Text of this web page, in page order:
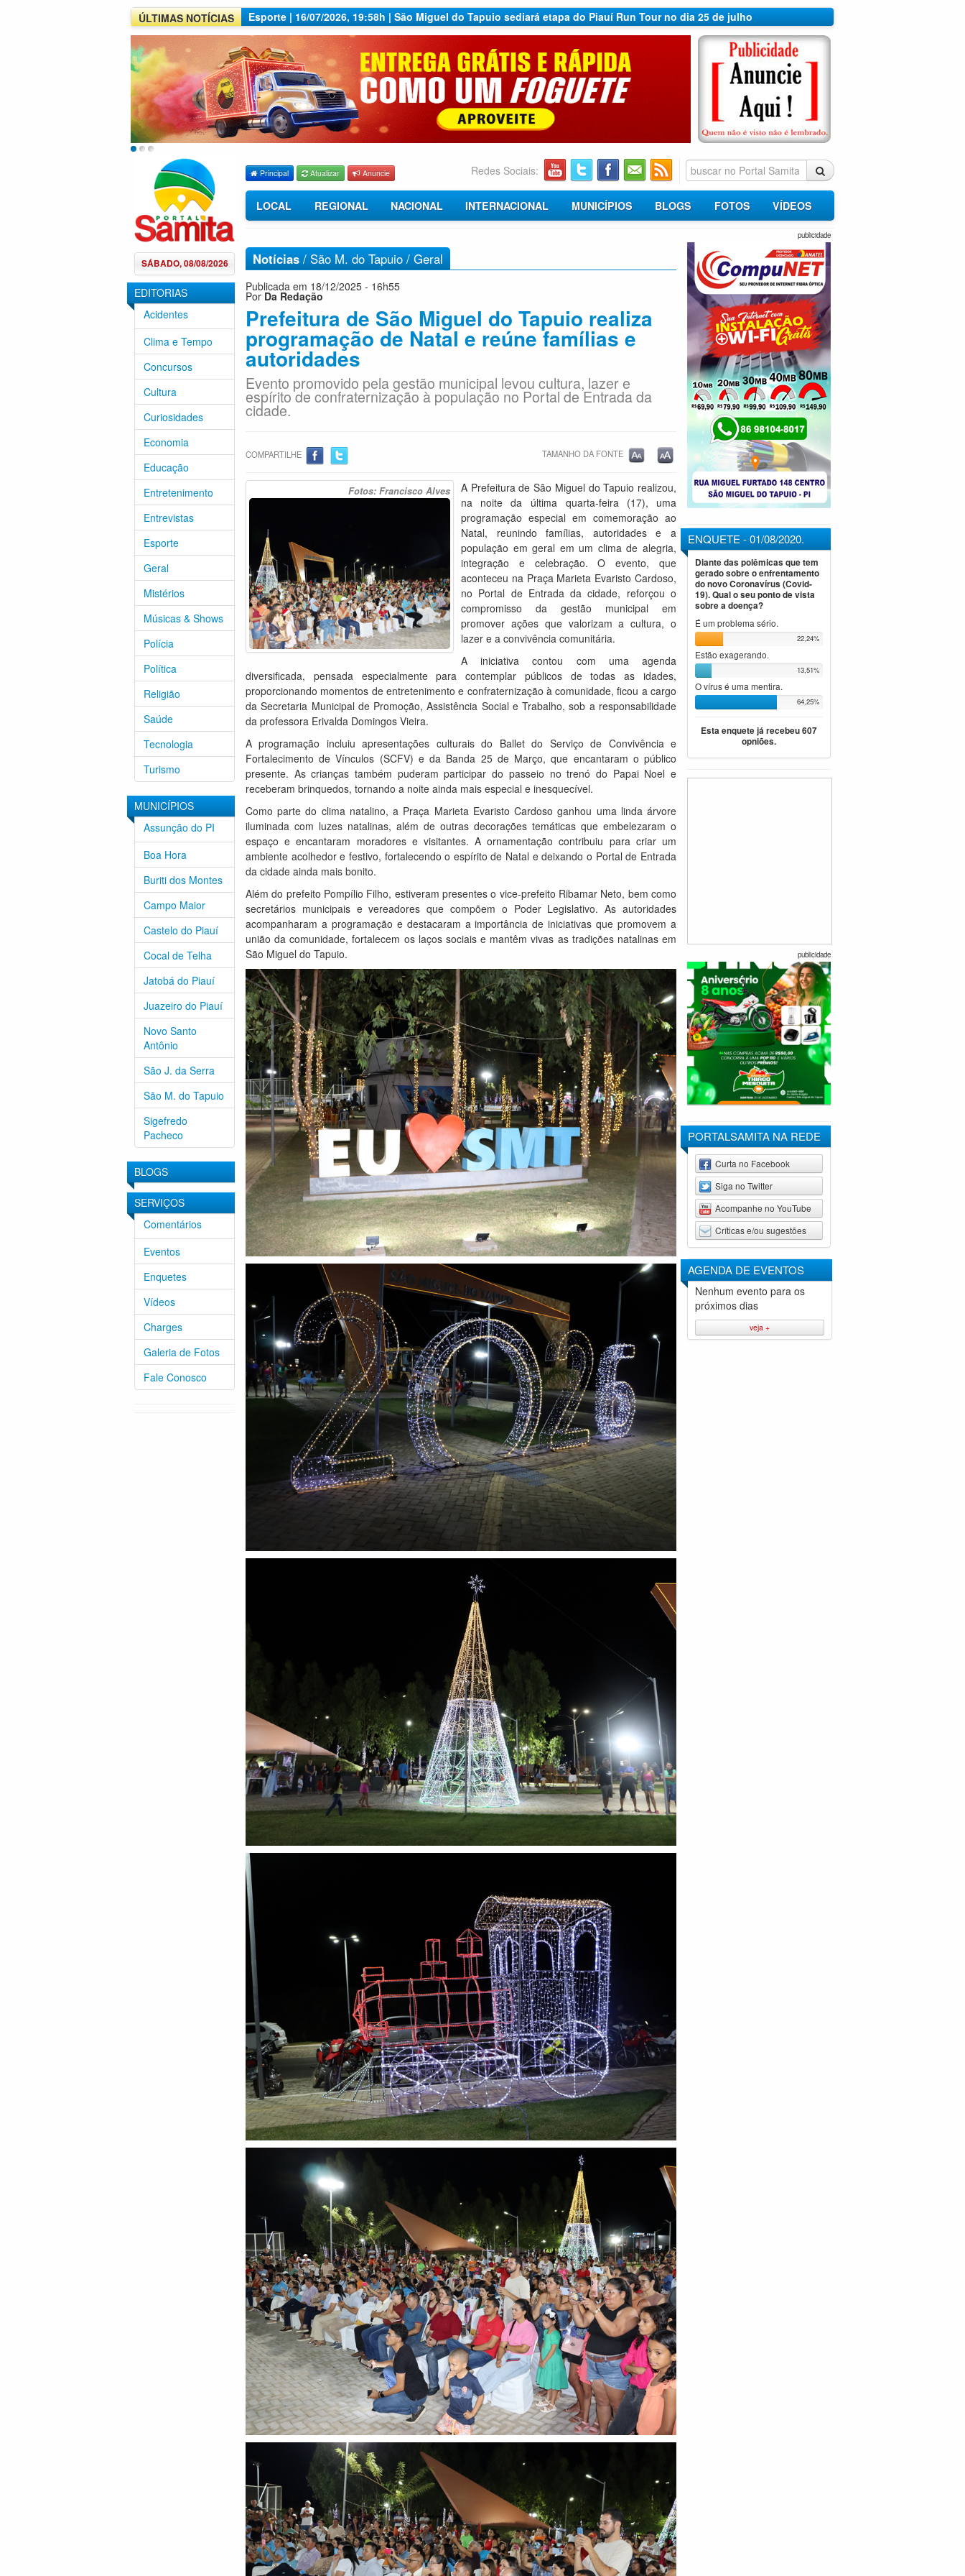
ÚLTIMAS NOTÍCIAS
Esporte | 16/07/2026, 19:58h | São Miguel do Tapuio sediará etapa do Piauí Run Tour no dia 25 de julho
Principal Atualizar Anuncie Redes Sociais:
SÁBADO, 08/08/2026
EDITORIAS
Acidentes
Clima e Tempo
Concursos
Cultura
Curiosidades
Economia
Educação
Entretenimento
Entrevistas
Esporte
Geral
Mistérios
Músicas & Shows
Polícia
Política
Religião
Saúde
Tecnologia
Turismo
MUNICÍPIOS
Assunção do PI
Boa Hora
Buriti dos Montes
Campo Maior
Castelo do Piauí
Cocal de Telha
Jatobá do Piauí
Juazeiro do Piauí
Novo Santo
Antônio
São J. da Serra
São M. do Tapuio
Sigefredo
Pacheco
BLOGS
SERVIÇOS
Comentários
Eventos
Enquetes
Vídeos
Charges
Galeria de Fotos
Fale Conosco
LOCAL REGIONAL NACIONAL INTERNACIONAL MUNICÍPIOS BLOGS FOTOS VÍDEOS
Notícias / São M. do Tapuio / Geral
Publicada em 18/12/2025 - 16h55
Por Da Redação
Prefeitura de São Miguel do Tapuio realiza
programação de Natal e reúne famílias e
autoridades
Evento promovido pela gestão municipal levou cultura, lazer e
espírito de confraternização à população no Portal de Entrada da
cidade.
COMPARTILHE TAMANHO DA FONTE
Fotos: Francisco Alves
A Prefeitura de São Miguel do Tapuio realizou,
na noite da última quarta-feira (17), uma
programação especial em comemoração ao
Natal, reunindo famílias, autoridades e a
população em geral em um clima de alegria,
integração e celebração. O evento, que
aconteceu na Praça Marieta Evaristo Cardoso,
no Portal de Entrada da cidade, reforçou o
compromisso da gestão municipal em
promover ações que valorizam a cultura, o
lazer e a convivência comunitária.
A iniciativa contou com uma agenda
diversificada, pensada especialmente para contemplar públicos de todas as idades,
proporcionando momentos de entretenimento e confraternização à comunidade, ficou a cargo
da Secretaria Municipal de Promoção, Assistência Social e Trabalho, sob a responsabilidade
da professora Erivalda Domingos Vieira.
A programação incluiu apresentações culturais do Ballet do Serviço de Convivência e
Fortalecimento de Vínculos (SCFV) e da Banda 25 de Março, que encantaram o público
presente. As crianças também puderam participar do passeio no trenó do Papai Noel e
receberam brinquedos, tornando a noite ainda mais especial e inesquecível.
Como parte do clima natalino, a Praça Marieta Evaristo Cardoso ganhou uma linda árvore
iluminada com luzes natalinas, além de outras decorações temáticas que embelezaram o
espaço e encantaram moradores e visitantes. A ornamentação contribuiu para criar um
ambiente acolhedor e festivo, fortalecendo o espírito de Natal e deixando o Portal de Entrada
da cidade ainda mais bonito.
Além do prefeito Pompílio Filho, estiveram presentes o vice-prefeito Ribamar Neto, bem como
secretários municipais e vereadores que compõem o Poder Legislativo. As autoridades
acompanharam a programação e destacaram a importância de iniciativas que promovem a
união da comunidade, fortalecem os laços sociais e mantêm vivas as tradições natalinas em
São Miguel do Tapuio.
publicidade
ENQUETE - 01/08/2020.
Diante das polêmicas que tem
gerado sobre o enfrentamento
do novo Coronavírus (Covid-
19). Qual o seu ponto de vista
sobre a doença?
É um problema sério.
22,24%
Estão exagerando.
13,51%
O vírus é uma mentira.
64,25%
Esta enquete já recebeu 607
opniões.
publicidade
PORTALSAMITA NA REDE
Curta no Facebook
Siga no Twitter
Acompanhe no YouTube
Críticas e/ou sugestões
AGENDA DEEVENTOS
Nenhum evento para os
próximos dias
veja +